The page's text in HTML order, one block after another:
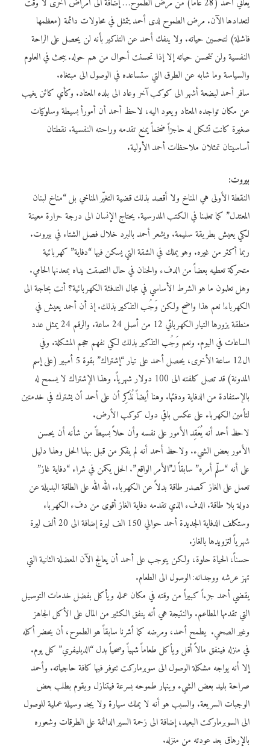
يعاني أحمد (28 عاماً) من مرض الطموح… إضافة الى أمراض أخرى لا وقت
لتعدادها الآن. مرض الطموح لدى أحمد يتمثل في محاولات دائمة (معظمها
فاشلة) لتحسين حياته. ولا ينفك أحمد عن التذكير بأنه لن يحصل على الراحة
النفسية ولن تتحسن حياته إلا إذا تحسنت أحوال من هم حوله. يبحث في العلوم
والسياسة وما شابه عن الطرق التي ستساعده في الوصول الى مبتغاه.
سافر أحمد لبضعة أشهر الى كوكب آخر وعاد الى بلده المعتاد. وكأي كائن يغيب
عن مكان تواجده المعتاد ويعود اليه، لاحظ أحمد أن أمورأ بسيطة وسلوكيات
صغيرة كانت تشكل له حاجزاً ضخماً يمنع تقدمه وراحته النفسية. نقطتان
أساسيتان تمثلان ملاحظات أحمد الأولية.
بيروت:
النقطة الأولى هي المناخ ولا أقصد بذلك قضية التغيّر المناخي بل “مناخ لبنان
المعتدل” كما تعلمنا في الكتب المدرسية. يحتاج الإنسان الى درجة حرارة معينة
لكي يعيش بطريقة سليمة. ويشعر أحمد بالبرد خلال فصل الشتاء في بيروت.
ربما أكثر من غيره. وهو يملك في الشقة التي يسكن فيها “دفاية” كهربائية
متحركة تعطيه بعضاً من الدفء والحنان في حال التصقت يداه بمعدنها الحامي.
وهل تعلمون ما هو الشرط الأساسي في مجال التدفئة الكهربائية؟ أنت بحاجة الى
الكهرباء! نعم هذا واضح ولكن وَجُب التذكير بذلك. إذ أن أحمد يعيش في
منطقة يزورها التيار الكهربائي 12 من أصل 24 ساعة. والرقم 24 يمثل عدد
الساعات في اليوم. ونعم وَجُب التذكير بذلك لكي نفهم حجم المشكلة. وفي
ال12 ساعة الأخرى، يحصل أحمد على تيار “إشتراك” بقوة 5 أمبير (على إسم
المدونة) قد تصل كلفته الى 100 دولار شهرياً. وهذا الإشتراك لا يسمح له
بالإستفادة من الدفاية ودفئها. وهنا أيضاً نُذَكِر أن على أحمد أن يشترك في خدمتين
لتأمين الكهرباء على عكس باقي دول كوكب الأرض.
لاحظ أحمد أنه يُعَقِد الأمور على نفسه وأن حلاً بسيطاً من شأنه أن يحسن
الأمور بعض الشيء. ولاحظ أحمد أنه لم يفكر من قبل بهذا الحل وهذا دليل
على أنه “سلّم أمره” سابقاً لـ”الأمر الواقع”. الحل يكمن في شراء “دفاية غاز”
تعمل على الغاز كمصدر طاقة بدلاً عن الكهرباء. الله الله على الطاقة البديلة عن
دولة بلا طاقة. الدفء الذي تقدمه دفاية الغاز أقوى من دفء الكهرباء
وستكلف الدفاية الجديدة أحمد حوالي 150 الف ليرة إضافة الى 20 ألف ليرة
شهرياً لتزويدها بالغاز.
حسناً، الحياة حلوة، ولكن يتوجب على أحمد أن يعالج الآن المعضلة الثانية التي
تهز عرشه ووجدانه: الوصول الى الطعام.
يقضي أحمد جزءاً كبيراً من وقته في مكان عمله ويأكل بفضل خدمات التوصيل
التي تقدمها المطاعم. والنتيجة هي أنه ينفق الكثير من المال على الأكل الجاهز
وغير الصحي. يطمح أحمد، ومرضه كما أشرنا سابقاً هو الطموح، أن يحضر أكله
في منزله فينفق مالاً أقل ويأكل طعاماً شهياً وصحياً بدل “الديليفري” كل يوم.
إلا أنه يواجه مشكلة الوصول الى سوبرماركت تتوفر فيها كافة حاجياته. وأحمد
صراحة بليد بعض الشيء وينهار طموحه بسرعة فيتنازل ويقوم بطلب بعض
الوجبات السريعة. والسبب هو أنه لا يملك سيارة ولا يجد وسيلة عملية للوصول
الى السوبرماركت البعيد، إضافة الى زحمة السير الدائمة على الطرقات وشعوره
بالإرهاق بعد عودته من منزله.